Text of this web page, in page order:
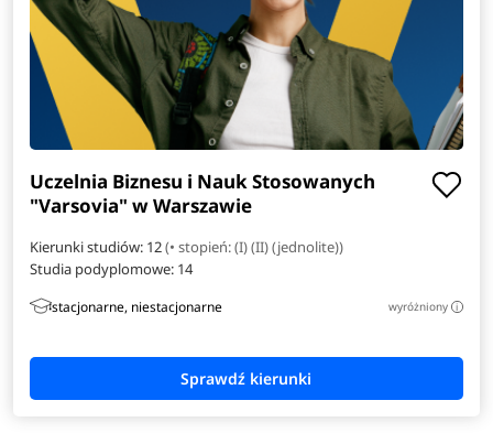
Uczelnia Biznesu i Nauk Stosowanych
"Varsovia" w Warszawie
Kierunki studiów: 12(• stopień: (I) (II) (jednolite))
Studia podyplomowe: 14
stacjonarne, niestacjonarne wyróżniony i